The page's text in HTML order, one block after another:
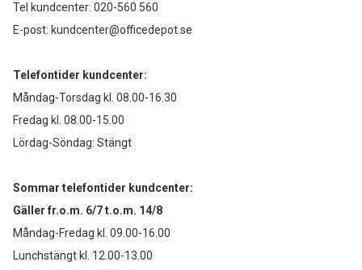
Tel kundcenter: 020-560 560
E-post: kundcenter@officedepot.se
Telefontider kundcenter:
Måndag-Torsdag kl. 08.00-16.30
Fredag kl. 08.00-15.00
Lördag-Söndag: Stängt
Sommar telefontider kundcenter:
Gäller fr.o.m. 6/7 t.o.m. 14/8
Måndag-Fredag kl. 09.00-16.00
Lunchstängt kl. 12.00-13.00